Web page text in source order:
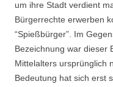
um ihre Stadt verdient
Bürgerrechte erwerben
“Spießbürger”. Im
Bezeichnung war dieser
Mittelalters ursprünglich
Bedeutung hat sich erst